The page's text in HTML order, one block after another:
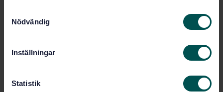
Nödvändig
Inställningar
Statistik
Artikelnummer: